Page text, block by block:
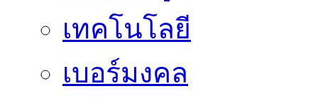
เทคโนโลยี
เบอร์มงคล